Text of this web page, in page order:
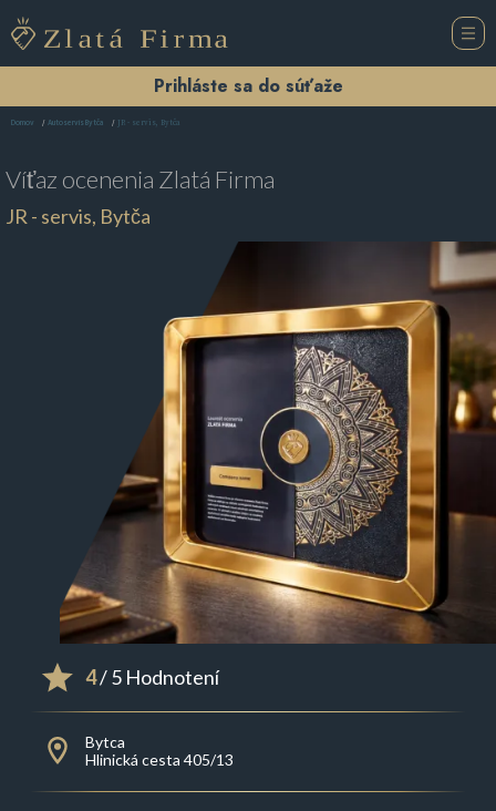
Prihláste sa do súťaže
Domov Autoservis Bytča JR - servis, Bytča
Víťaz ocenenia Zlatá Firma
JR - servis, Bytča
4/ 5 Hodnotení
Bytca
Hlinická cesta 405/13